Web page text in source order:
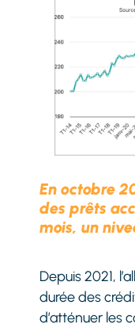
En octobre
des prêts
mois, un
Depuis 2021,
durée des
d’atténuer les